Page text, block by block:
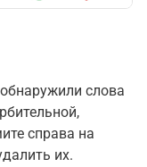
слова
справа на
их.